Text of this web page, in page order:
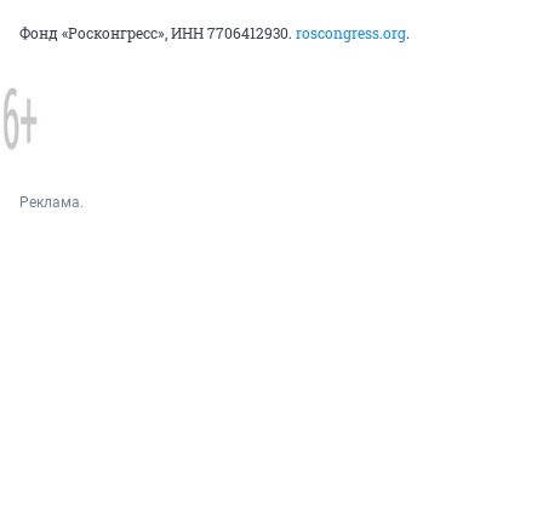
Фонд «Росконгресс», ИНН 7706412930. roscongress.org.
Реклама.